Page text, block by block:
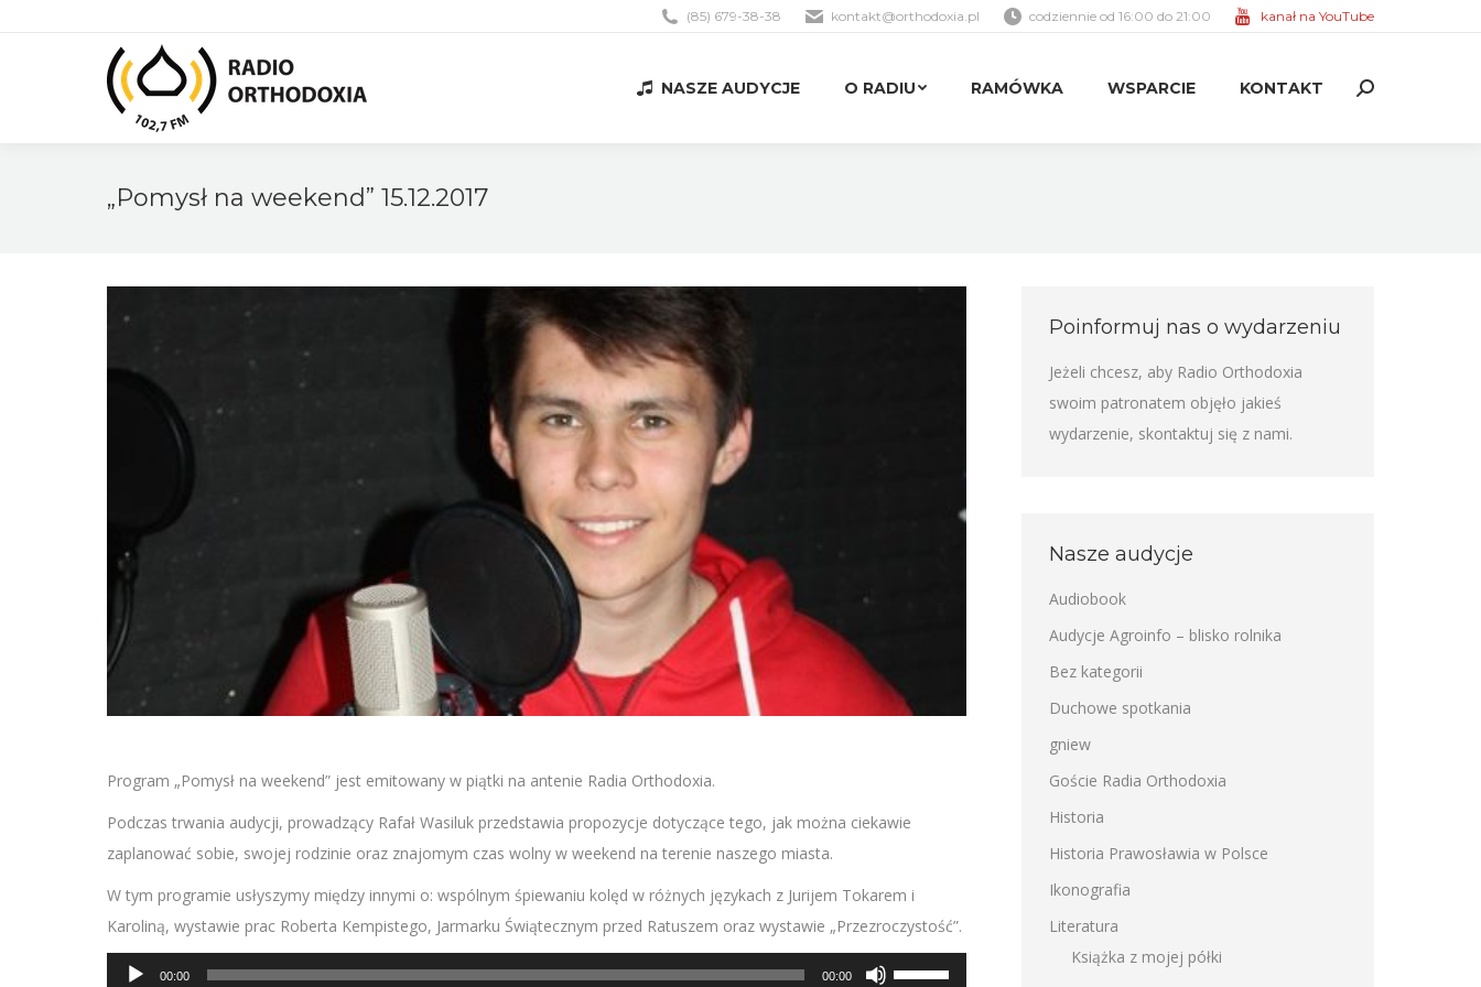
(85) 679-38-38 kontakt@orthodoxia.pl codziennie od 16:00 do 21:00 kanał na YouTube
NASZE AUDYCJE O RADIU RAMÓWKA WSPARCIE KONTAKT Search:
„Pomysł na weekend” 15.12.2017
Program „Pomysł na weekend” jest emitowany w piątki na antenie Radia Orthodoxia.
Podczas trwania audycji, prowadzący Rafał Wasiluk przedstawia propozycje dotyczące tego, jak można ciekawie
zaplanować sobie, swojej rodzinie oraz znajomym czas wolny w weekend na terenie naszego miasta.
W tym programie usłyszymy między innymi o: wspólnym śpiewaniu kolęd w różnych językach z Jurijem Tokarem i
Karoliną, wystawie prac Roberta Kempistego, Jarmarku Świątecznym przed Ratuszem oraz wystawie „Przezroczystość”.
Odtwarzacz
00:00 00:00
Używaj
Poinformuj nas o wydarzeniu
Jeżeli chcesz, aby Radio Orthodoxia
swoim patronatem objęło jakieś
wydarzenie, skontaktuj się z nami.
Nasze audycje
Audiobook
Audycje Agroinfo – blisko rolnika
Bez kategorii
Duchowe spotkania
gniew
Goście Radia Orthodoxia
Historia
Historia Prawosławia w Polsce
Ikonografia
Literatura
Książka z mojej półki